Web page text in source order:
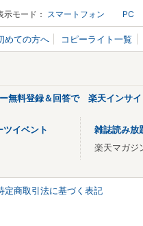
示モード： スマートフォン PC
めての方へ コピーライト一覧
無料登録＆回答で 楽天インサイ
イベント
雑誌読み放
楽天マガジ
定商取引法に基づく表記